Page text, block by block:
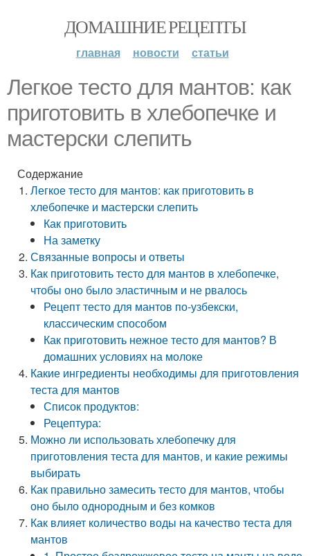
ДОМАШНИЕ РЕЦЕПТЫ
главная новости статьи
Легкое тесто для мантов: как
приготовить в хлебопечке и
мастерски слепить
Содержание
Легкое тесто для мантов: как приготовить в
хлебопечке и мастерски слепить
Как приготовить
На заметку
Связанные вопросы и ответы
Как приготовить тесто для мантов в хлебопечке,
чтобы оно было эластичным и не рвалось
Рецепт тесто для мантов по-узбекски,
классическим способом
Как приготовить нежное тесто для мантов? В
домашних условиях на молоке
Какие ингредиенты необходимы для приготовления
теста для мантов
Список продуктов:
Рецептура:
Можно ли использовать хлебопечку для
приготовления теста для мантов, и какие режимы
выбирать
Как правильно замесить тесто для мантов, чтобы
оно было однородным и без комков
Как влияет количество воды на качество теста для
мантов